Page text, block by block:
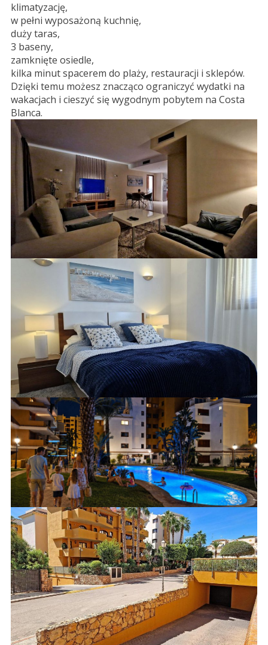
klimatyzację,
w pełni wyposażoną kuchnię,
duży taras,
3 baseny,
zamknięte osiedle,
kilka minut spacerem do plaży, restauracji i sklepów.
Dzięki temu możesz znacząco ograniczyć wydatki na
wakacjach i cieszyć się wygodnym pobytem na Costa
Blanca.